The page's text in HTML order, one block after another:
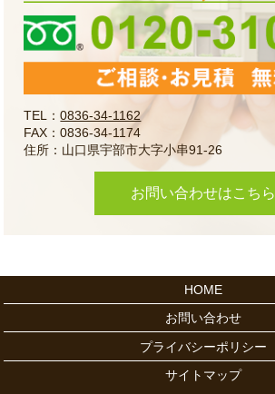
TEL：0836-34-1162
FAX：0836-34-1174
住所：山口県宇部市大字小串91-26
お問い合わせはこちら
HOME
お問い合わせ
プライバシーポリシー
サイトマップ